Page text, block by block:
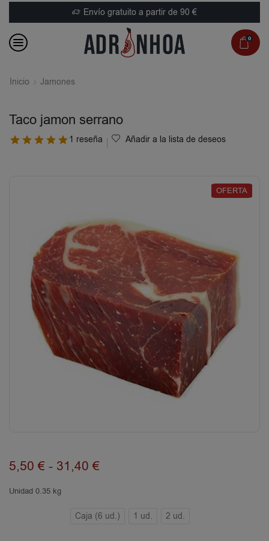
Envío gratuito a partir de 90 €
0
Inicio Jamones
Taco jamon serrano
1 reseña Añadir a la lista de deseos
OFERTA
5,50 € - 31,40 €
Unidad 0.35 kg
Caja (6 ud.) 1 ud. 2 ud.